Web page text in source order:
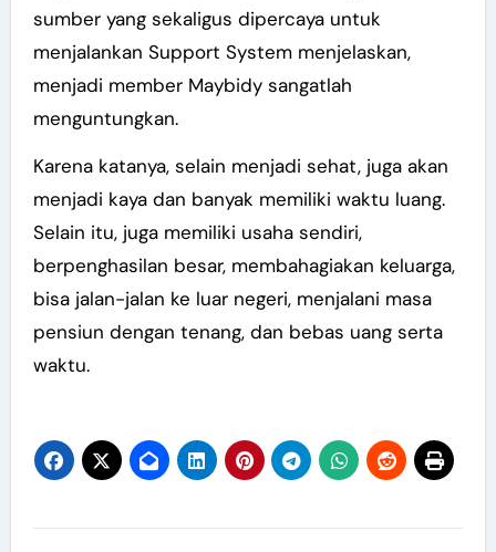
sumber yang sekaligus dipercaya untuk
menjalankan Support System menjelaskan,
menjadi member Maybidy sangatlah
menguntungkan.
Karena katanya, selain menjadi sehat, juga akan
menjadi kaya dan banyak memiliki waktu luang.
Selain itu, juga memiliki usaha sendiri,
berpenghasilan besar, membahagiakan keluarga,
bisa jalan-jalan ke luar negeri, menjalani masa
pensiun dengan tenang, dan bebas uang serta
waktu.